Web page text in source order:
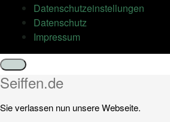
Datenschutz­einstellungen
Datenschutz
Impressum
Schließen
Seiffen.de
Sie verlassen nun unsere Webseite.